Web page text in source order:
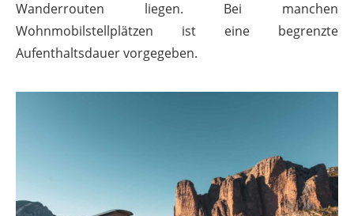
Wanderrouten liegen. Bei manchen
Wohnmobilstellplätzen ist eine begrenzte
Aufenthaltsdauer vorgegeben.